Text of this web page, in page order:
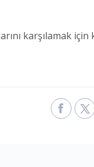
karşılamak için